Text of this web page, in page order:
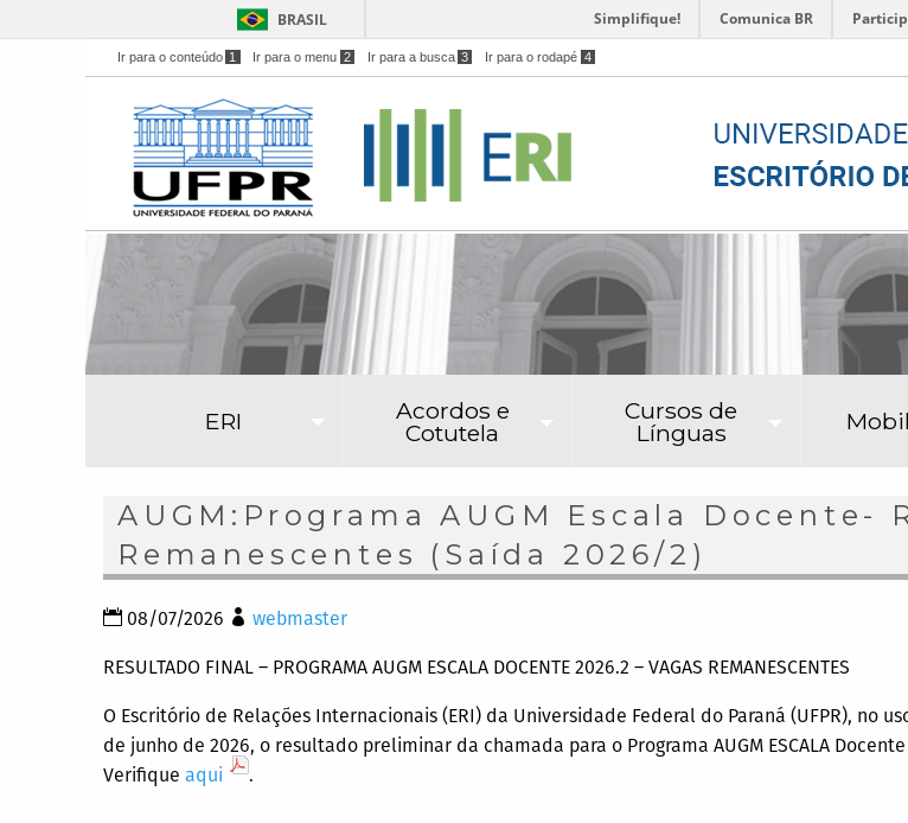
BRASIL Simplifique! Comunica BR
Ir para o conteúdo 1 Ir para o menu 2 Ir para a busca 3 Ir para o rodapé 4
ERI Acordos e
Cotutela
Cursos de
Línguas
AUGM:Programa AUGM Escala Docente-
Remanescentes (Saída 2026/2)
08/07/2026 webmaster
RESULTADO FINAL – PROGRAMA AUGM ESCALA DOCENTE 2026.2 – VAGAS REMANESCENTES
O Escritório de Relações Internacionais (ERI) da Universidade Federal do Paraná (UFPR), no
de junho de 2026, o resultado preliminar da chamada para o Programa AUGM ESCALA
Verifique aqui .